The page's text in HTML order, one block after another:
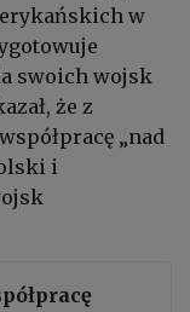
w
swoich wojsk
że z
„nad
i